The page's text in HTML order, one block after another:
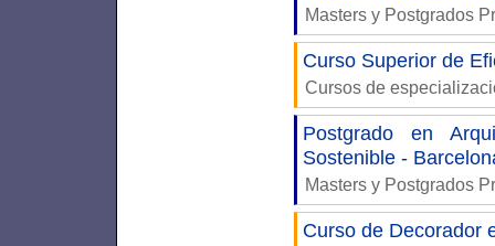
Masters y Postgrados
Curso Superior de
Cursos de
Postgrado en
Sostenible -
Masters y Postgrados
Curso de Decorador